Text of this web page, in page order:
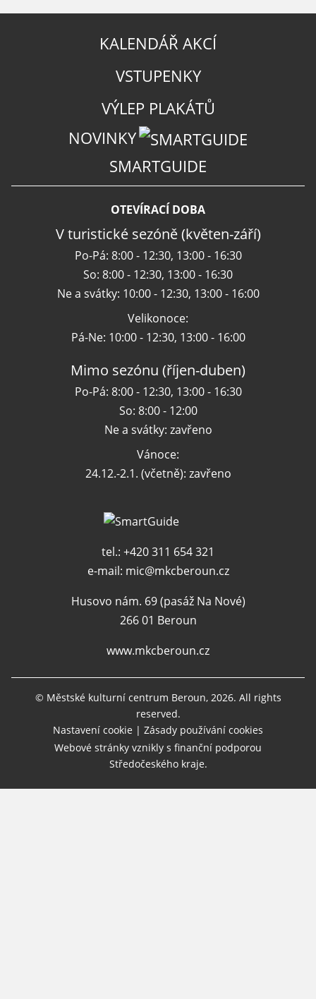
KALENDÁŘ AKCÍ
VSTUPENKY
VÝLEP PLAKÁTŮ
NOVINKY
SMARTGUIDE
OTEVÍRACÍ DOBA
V turistické sezóně (květen-září)
Po-Pá: 8:00 - 12:30, 13:00 - 16:30
So: 8:00 - 12:30, 13:00 - 16:30
Ne a svátky: 10:00 - 12:30, 13:00 - 16:00
Velikonoce:
Pá-Ne: 10:00 - 12:30, 13:00 - 16:00
Mimo sezónu (říjen-duben)
Po-Pá: 8:00 - 12:30, 13:00 - 16:30
So: 8:00 - 12:00
Ne a svátky: zavřeno
Vánoce:
24.12.-2.1. (včetně): zavřeno
tel.: +420 311 654 321
e-mail: mic@mkcberoun.cz
Husovo nám. 69 (pasáž Na Nové)
266 01 Beroun
www.mkcberoun.cz
© Městské kulturní centrum Beroun, 2026. All rights
reserved.
Nastavení cookie | Zásady používání cookies
Webové stránky vznikly s finanční podporou
Středočeského kraje.